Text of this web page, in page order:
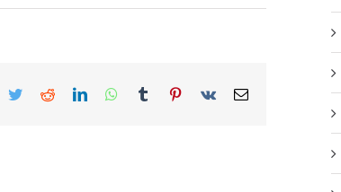
TwitterRedditLinkedInWhatsApp
Tumblr Pinterest
Vk Email